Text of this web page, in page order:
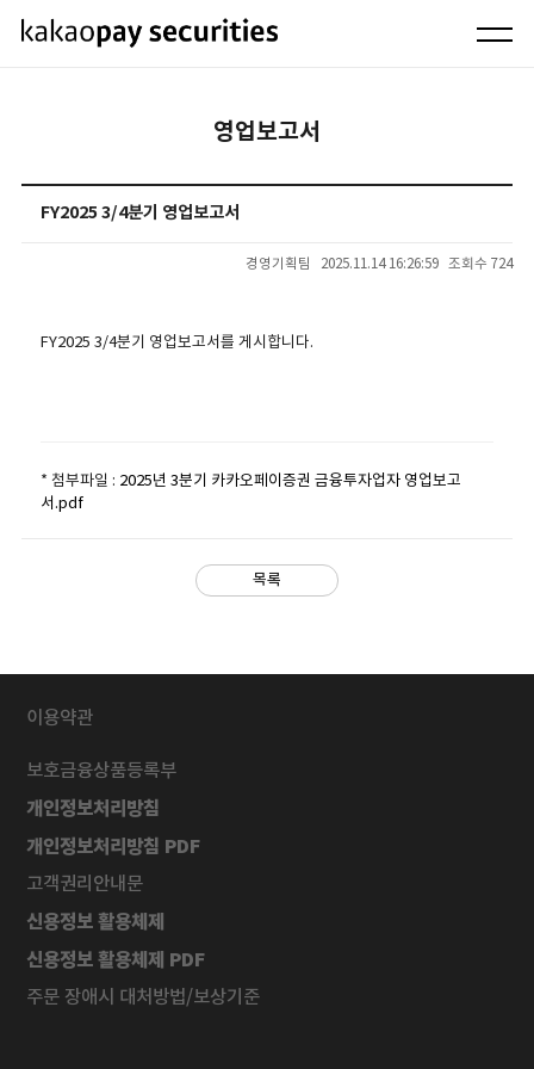
영업보고서
FY2025 3/4분기 영업보고서
경영기획팀 2025.11.14 16:26:59 조회수 724
FY2025 3/4분기 영업보고서를 게시합니다.
* 첨부파일 : 2025년 3분기 카카오페이증권 금융투자업자 영업보고
서.pdf
목록
이용약관
보호금융상품등록부
개인정보처리방침
개인정보처리방침 PDF
고객권리안내문
신용정보 활용체제
신용정보 활용체제 PDF
주문 장애시 대처방법/보상기준